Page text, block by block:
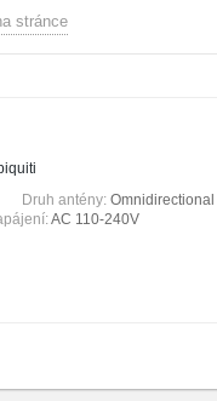
stránce
Druh antény: Omnidirectional
AC 110-240V